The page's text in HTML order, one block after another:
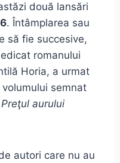
două lansări
. Întâmplarea sau
să fie succesive,
romanului
Horia, a urmat
semnat
Preţul aurului
autori care nu au